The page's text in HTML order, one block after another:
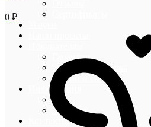
Гарантии
Оплата и доставка
Акции и скидки
Информация
Блог
Новости
Контакты
0 ₽